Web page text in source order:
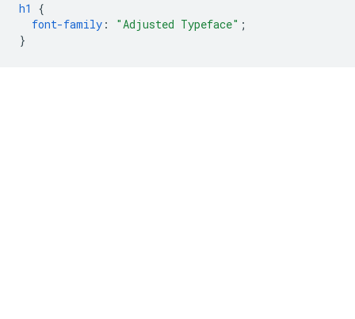
h1
{
font-family : "Adjusted Typeface" ;
}